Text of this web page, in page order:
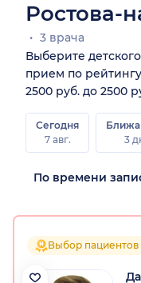
Ростова-
3 врача
Выберите
прием по
2500 руб. до 2500
Сегодня
7 авг.
3
Выбор пациентов